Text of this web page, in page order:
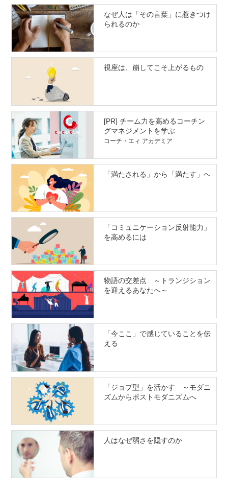
なぜ人は「その言葉」に惹きつけ
られるのか
視座は、崩してこそ上がるもの
[PR] チーム力を高めるコーチン
グマネジメントを学ぶ
コーチ・エィ アカデミア
「満たされる」から「満たす」へ
「コミュニケーション反射能力」
を高めるには
物語の交差点 ～トランジション
を迎えるあなたへ～
「今ここ」で感じていることを伝
える
「ジョブ型」を活かす ～モダニ
ズムからポストモダニズムへ
人はなぜ弱さを隠すのか